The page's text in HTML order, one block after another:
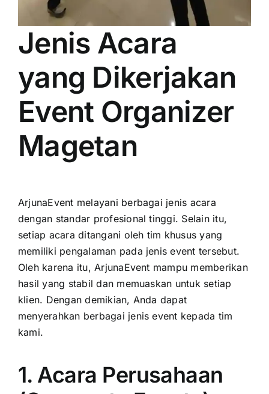
Jenis Acara
yang Dikerjakan
Event Organizer
Magetan
ArjunaEvent melayani berbagai jenis acara
dengan standar profesional tinggi. Selain itu,
setiap acara ditangani oleh tim khusus yang
memiliki pengalaman pada jenis event tersebut.
Oleh karena itu, ArjunaEvent mampu memberikan
hasil yang stabil dan memuaskan untuk setiap
klien. Dengan demikian, Anda dapat
menyerahkan berbagai jenis event kepada tim
kami.
1. Acara Perusahaan